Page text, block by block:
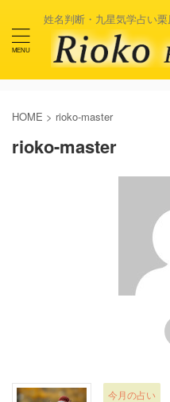
姓名判断・九星気学占い
HOME > rioko-master
rioko-master
今月の占い